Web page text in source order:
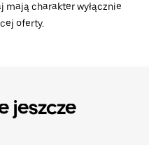
charakter wyłącznie
oferty.
jeszcze